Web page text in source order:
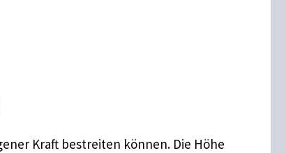
Kraft bestreiten können. Die Höhe